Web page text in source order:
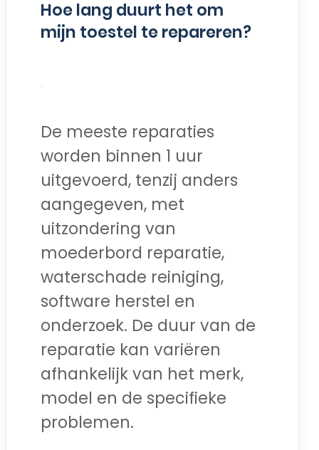
Hoe lang duurt het om
mijn toestel te repareren?
De meeste reparaties
worden binnen 1 uur
uitgevoerd, tenzij anders
aangegeven, met
uitzondering van
moederbord reparatie,
waterschade reiniging,
software herstel en
onderzoek. De duur van de
reparatie kan variëren
afhankelijk van het merk,
model en de specifieke
problemen.